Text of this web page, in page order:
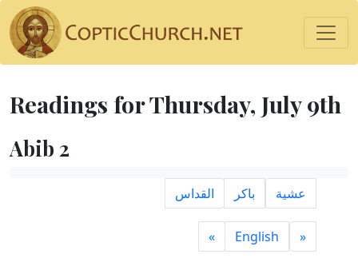
Readings for Thursday, July 9th
Abib 2
عشية باكر القداس
«
English
»